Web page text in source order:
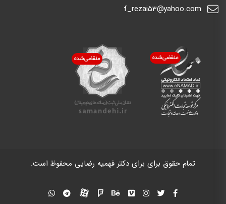
f_rezai53@yahoo.com
تمام حقوق برای برای دکتر فهمیه رضایی محفوظ است.